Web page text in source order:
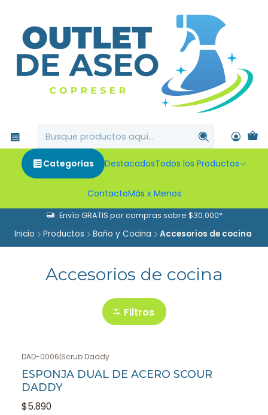
Categorías DestacadosTodos los Productos
ContactoMás x Menos
Envío GRATIS por compras sobre $30.000*
Inicio Productos Baño y Cocina Accesorios de cocina
Accesorios de cocina
Filtros
DAD-0006|Scrub Daddy
ESPONJA DUAL DE ACERO SCOUR
DADDY
$5.890